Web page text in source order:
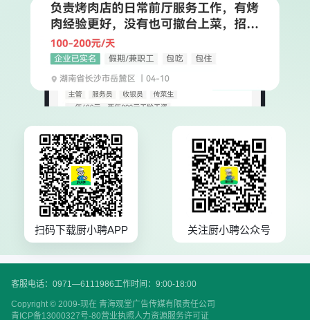
扫码下载厨小聘APP 关注厨小聘公众号
客服电话：0971—6111986工作时间：9:00-18:00
Copyright © 2009-现在 青海观堂广告传媒有限责任公司
青ICP备13000327号-80营业执照人力资源服务许可证